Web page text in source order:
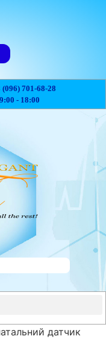
(096) 701-68-28
- 18:00
датчик